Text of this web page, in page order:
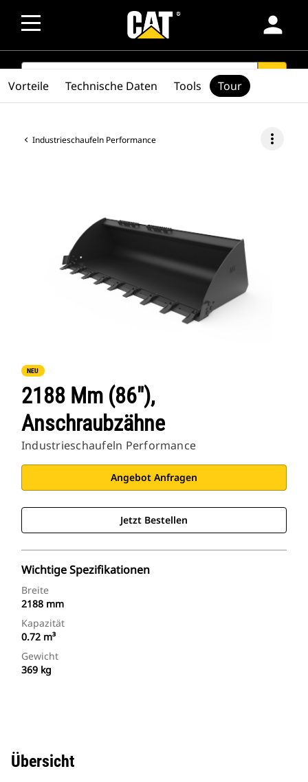
person
SEARCH
Industrieschaufeln Performance more_vert
NEU
2188 Mm (86"),
Anschraubzähne
Industrieschaufeln Performance
Angebot Anfragen
Jetzt Bestellen
Wichtige Spezifikationen
Breite
2188 mm
Kapazität
0.72 m³
Gewicht
369 kg
Vorteile Technische Daten Tools Tour
Übersicht